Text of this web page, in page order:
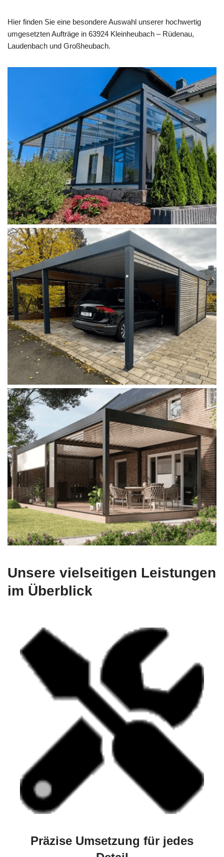
Hier finden Sie eine besondere Auswahl unserer hochwertig
umgesetzten Aufträge in 63924 Kleinheubach – Rüdenau,
Laudenbach und Großheubach.
Unsere vielseitigen Leistungen
im Überblick
Präzise Umsetzung für jedes